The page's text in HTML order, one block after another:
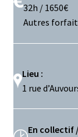
32h / 1650€
Autres forfait
Lieu :
1 rue
En collectif